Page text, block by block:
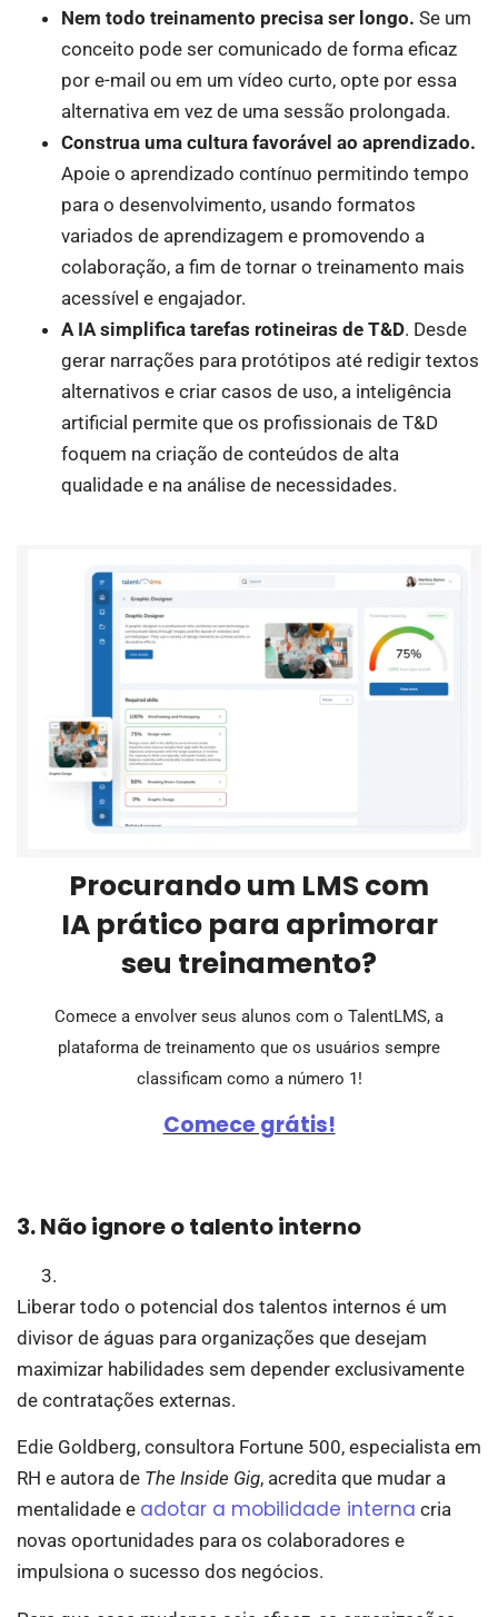
Nem todo treinamento precisa ser longo. Se um
conceito pode ser comunicado de forma eficaz
por e-mail ou em um vídeo curto, opte por essa
alternativa em vez de uma sessão prolongada.
Construa uma cultura favorável ao aprendizado.
Apoie o aprendizado contínuo permitindo tempo
para o desenvolvimento, usando formatos
variados de aprendizagem e promovendo a
colaboração, a fim de tornar o treinamento mais
acessível e engajador.
A IA simplifica tarefas rotineiras de T&D. Desde
gerar narrações para protótipos até redigir textos
alternativos e criar casos de uso, a inteligência
artificial permite que os profissionais de T&D
foquem na criação de conteúdos de alta
qualidade e na análise de necessidades.
Procurando um LMS com
IA prático para aprimorar
seu treinamento?
Comece a envolver seus alunos com o TalentLMS, a
plataforma de treinamento que os usuários sempre
classificam como a número 1!
Comece grátis!
3. Não ignore o talento interno
Liberar todo o potencial dos talentos internos é um
divisor de águas para organizações que desejam
maximizar habilidades sem depender exclusivamente
de contratações externas.
Edie Goldberg, consultora Fortune 500, especialista em
RH e autora de The Inside Gig, acredita que mudar a
mentalidade e adotar a mobilidade interna cria
novas oportunidades para os colaboradores e
impulsiona o sucesso dos negócios.